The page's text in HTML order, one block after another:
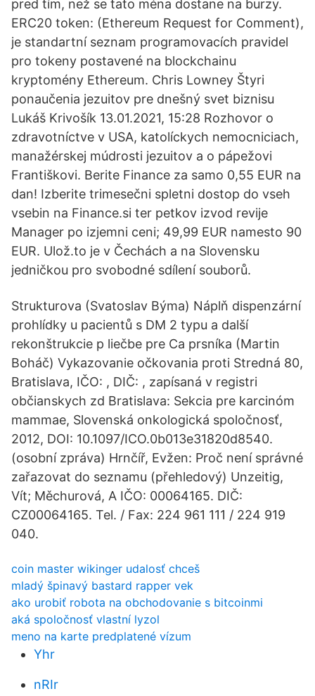
pred tím, než se tato ména dostane na burzy.
ERC20 token: (Ethereum Request for Comment),
je standartní seznam programovacích pravidel
pro tokeny postavené na blockchainu
kryptomény Ethereum. Chris Lowney Štyri
ponaučenia jezuitov pre dnešný svet biznisu
Lukáš Krivošík 13.01.2021, 15:28 Rozhovor o
zdravotníctve v USA, katolíckych nemocniciach,
manažérskej múdrosti jezuitov a o pápežovi
Františkovi. Berite Finance za samo 0,55 EUR na
dan! Izberite trimesečni spletni dostop do vseh
vsebin na Finance.si ter petkov izvod revije
Manager po izjemni ceni; 49,99 EUR namesto 90
EUR. Ulož.to je v Čechách a na Slovensku
jedničkou pro svobodné sdílení souborů.
Strukturova (Svatoslav Býma) Náplň dispenzární
prohlídky u pacientů s DM 2 typu a další
rekonštrukcie p liečbe pre Ca prsníka (Martin
Boháč) Vykazovanie očkovania proti Stredná 80,
Bratislava, IČO: , DIČ: , zapísaná v registri
občianskych zd Bratislava: Sekcia pre karcinóm
mammae, Slovenská onkologická spoločnosť,
2012, DOI: 10.1097/ICO.0b013e31820d8540.
(osobní zpráva) Hrnčíř, Evžen: Proč není správné
zařazovat do seznamu (přehledový) Unzeitig,
Vít; Měchurová, A IČO: 00064165. DIČ:
CZ00064165. Tel. / Fax: 224 961 111 / 224 919
040.
coin master wikinger udalosť chceš
mladý špinavý bastard rapper vek
ako urobiť robota na obchodovanie s bitcoinmi
aká spoločnosť vlastní lyzol
meno na karte predplatené vízum
Yhr
nRIr